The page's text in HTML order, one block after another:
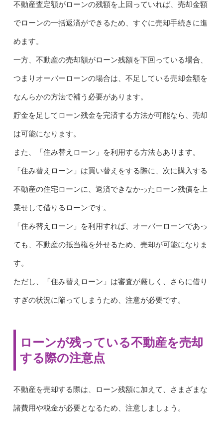
不動産査定額がローンの残額を上回っていれば、売却金額
でローンの一括返済ができるため、すぐに売却手続きに進
めます。
一方、不動産の売却額がローン残額を下回っている場合、
つまりオーバーローンの場合は、不足している売却金額を
なんらかの方法で補う必要があります。
貯金を足してローン残金を完済する方法が可能なら、売却
は可能になります。
また、「住み替えローン」を利用する方法もあります。
「住み替えローン」は買い替えをする際に、次に購入する
不動産の住宅ローンに、返済できなかったローン残債を上
乗せして借りるローンです。
「住み替えローン」を利用すれば、オーバーローンであっ
ても、不動産の抵当権を外せるため、売却が可能になりま
す。
ただし、「住み替えローン」は審査が厳しく、さらに借り
すぎの状況に陥ってしまうため、注意が必要です。
ローンが残っている不動産を売却
する際の注意点
不動産を売却する際は、ローン残額に加えて、さまざまな
諸費用や税金が必要となるため、注意しましょう。